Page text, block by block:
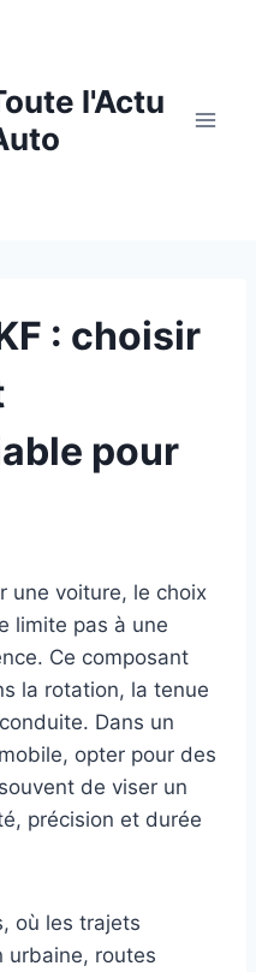
l'Actu
: choisir
pour
une voiture, le choix
limite pas à une
Ce composant
la rotation, la tenue
Dans un
opter pour des
de viser un
précision et durée
où les trajets
urbaine, routes